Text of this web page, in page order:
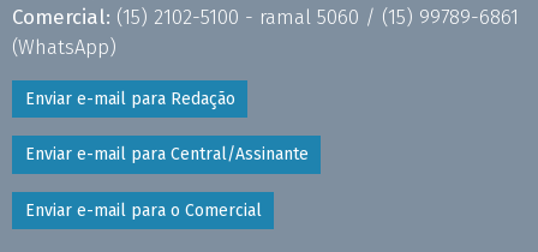
Comercial: (15) 2102-5100 - ramal 5060 / (15) 99789-6861
(WhatsApp)
Enviar e-mail para Redação
Enviar e-mail para Central/Assinante
Enviar e-mail para o Comercial